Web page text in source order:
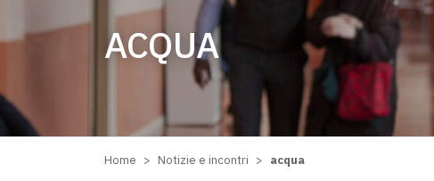
ACQUA
Home > Notizie e incontri > acqua